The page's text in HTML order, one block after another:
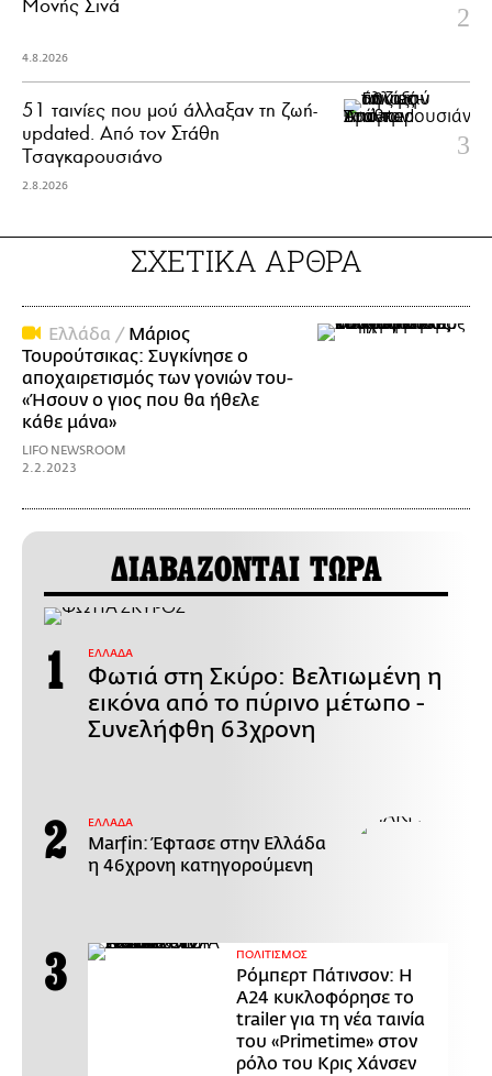
Μονής Σινά
4.8.2026
51 ταινίες που μού άλλαξαν τη ζωή-
updated. Aπό τον Στάθη
Τσαγκαρουσιάνο
2.8.2026
ΣΧΕΤΙΚΑ ΑΡΘΡΑ
Ελλάδα / Μάριος
Τουρούτσικας: Συγκίνησε ο
αποχαιρετισμός των γονιών του-
«Ήσουν ο γιος που θα ήθελε
κάθε μάνα»
LIFO NEWSROOM
2.2.2023
ΔΙΑΒΑΖΟΝΤΑΙ ΤΩΡΑ
ΕΛΛΑΔΑ
Φωτιά στη Σκύρο: Βελτιωμένη η
εικόνα από το πύρινο μέτωπο -
Συνελήφθη 63χρονη
ΕΛΛΑΔΑ
Marfin: Έφτασε στην Ελλάδα
η 46χρονη κατηγορούμενη
ΠΟΛΙΤΙΣΜΟΣ
Ρόμπερτ Πάτινσον: Η
Α24 κυκλοφόρησε το
trailer για τη νέα ταινία
του «Primetime» στον
ρόλο του Κρις Χάνσεν